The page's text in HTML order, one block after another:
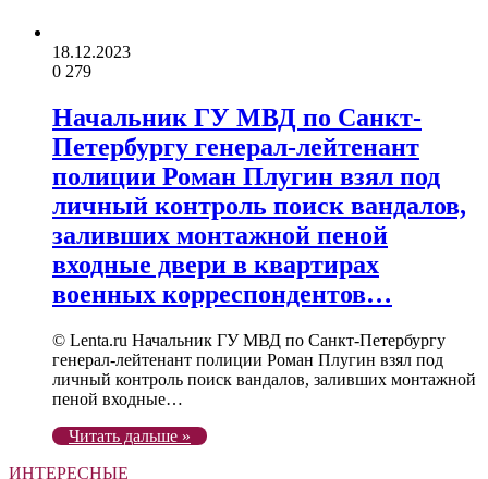
18.12.2023
0 279
Начальник ГУ МВД по Санкт-
Петербургу генерал-лейтенант
полиции Роман Плугин взял под
личный контроль поиск вандалов,
заливших монтажной пеной
входные двери в квартирах
военных корреспондентов…
© Lenta.ru Начальник ГУ МВД по Санкт-Петербургу
генерал-лейтенант полиции Роман Плугин взял под
личный контроль поиск вандалов, заливших монтажной
пеной входные…
Читать дальше »
ИНТЕРЕСНЫЕ